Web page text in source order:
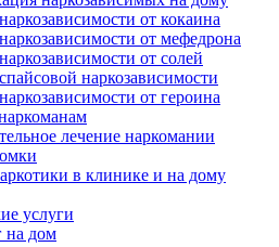
от кокаина
от мефедрона
от солей
наркозависимости
от героина
лечение наркомании
в клинике и на дому
услуги
на дом